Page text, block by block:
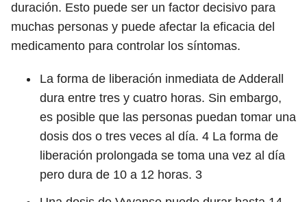
duración. Esto puede ser un factor decisivo para
muchas personas y puede afectar la eficacia del
medicamento para controlar los síntomas.
La forma de liberación inmediata de Adderall
dura entre tres y cuatro horas. Sin embargo,
es posible que las personas puedan tomar una
dosis dos o tres veces al día. 4 La forma de
liberación prolongada se toma una vez al día
pero dura de 10 a 12 horas. 3